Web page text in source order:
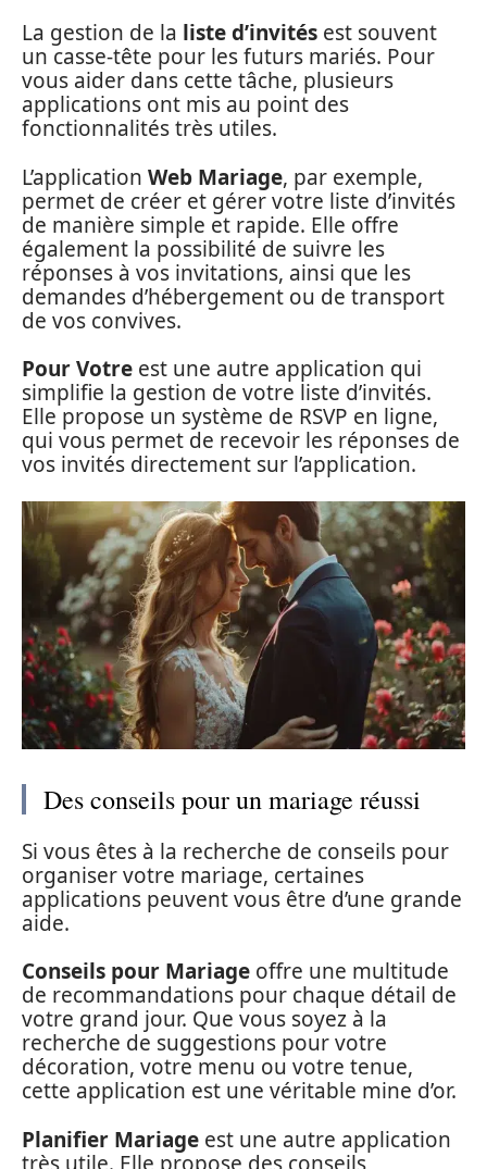
La gestion de la liste d’invités est souvent
un casse-tête pour les futurs mariés. Pour
vous aider dans cette tâche, plusieurs
applications ont mis au point des
fonctionnalités très utiles.
L’application Web Mariage, par exemple,
permet de créer et gérer votre liste d’invités
de manière simple et rapide. Elle offre
également la possibilité de suivre les
réponses à vos invitations, ainsi que les
demandes d’hébergement ou de transport
de vos convives.
Pour Votre est une autre application qui
simplifie la gestion de votre liste d’invités.
Elle propose un système de RSVP en ligne,
qui vous permet de recevoir les réponses de
vos invités directement sur l’application.
Des conseils pour un mariage réussi
Si vous êtes à la recherche de conseils pour
organiser votre mariage, certaines
applications peuvent vous être d’une grande
aide.
Conseils pour Mariage offre une multitude
de recommandations pour chaque détail de
votre grand jour. Que vous soyez à la
recherche de suggestions pour votre
décoration, votre menu ou votre tenue,
cette application est une véritable mine d’or.
Planifier Mariage est une autre application
très utile. Elle propose des conseils